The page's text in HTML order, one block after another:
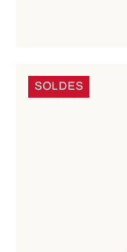
SOLDES